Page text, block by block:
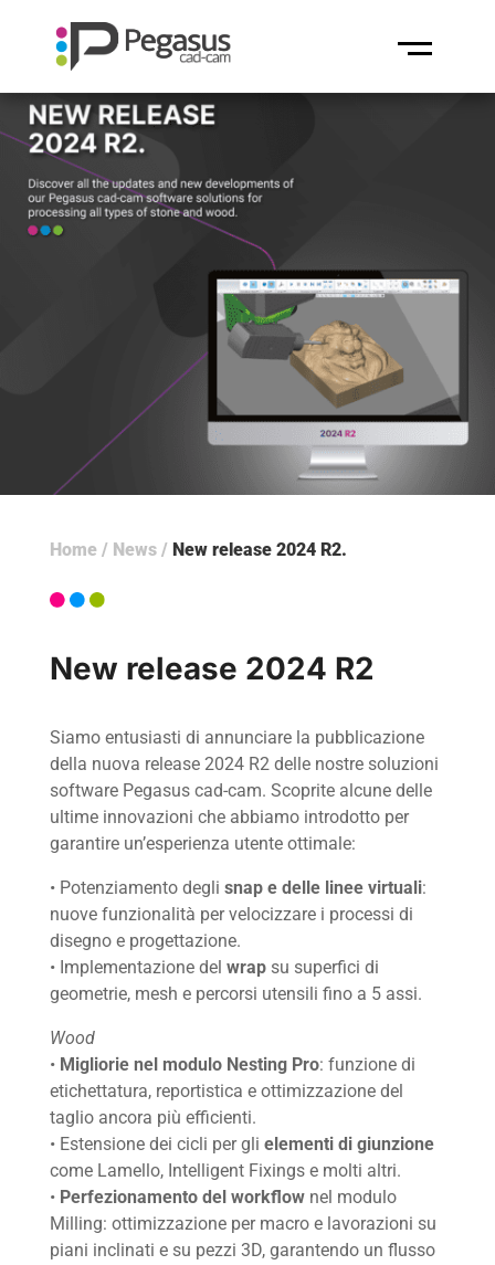
Home
Chi siamo
Software
Home/ News/ New release 2024 R2
New release 2024 R2
Siamo entusiasti di annunciare la pubblicazione
della nuova release 2024 R2 delle nostre soluzioni
software Pegasus cad-cam. Scoprite alcune delle
ultime innovazioni che abbiamo introdotto per
garantire un’esperienza utente ottimale:
• Potenziamento degli snap e delle linee virtuali:
nuove funzionalità per velocizzare i processi di
disegno e progettazione.
• Implementazione del wrapsu superfici di
geometrie, mesh e percorsi utensili fino a 5 assi.
Wood
• Migliorie nel modulo Nesting Pro: funzione di
etichettatura, reportistica e ottimizzazione del
taglio ancora più efficienti.
• Estensione dei cicli per gli elementi di giunzione
come Lamello, Intelligent Fixings e molti altri.
• Perfezionamento del workflownel modulo
Milling: ottimizzazione per macro e lavorazioni su
piani inclinati e su pezzi 3D, garantendo un flusso